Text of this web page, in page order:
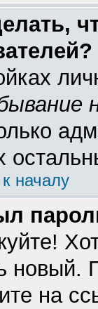
началу
новый.
на